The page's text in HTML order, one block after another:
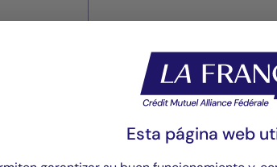
Esta página web